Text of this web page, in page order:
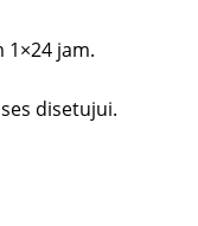
1×24 jam.
disetujui.